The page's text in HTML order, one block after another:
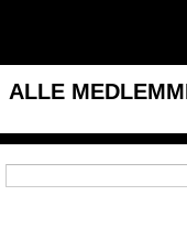
ALLE